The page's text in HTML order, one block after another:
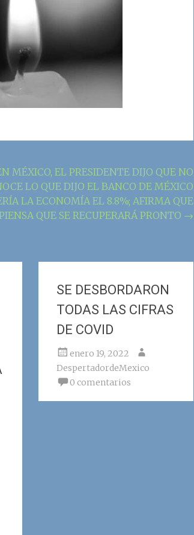
MÉXICO, EL PRESIDENTE DIJO QUE NO
LO QUE DIJO EL BANCO DE MÉXICO
LA ECONOMÍA EL 8.8%; AFIRMA QUE
QUE SE RECUPERARÁ PRONTO →
SE DESBORDARON
TODAS LAS CIFRAS
DE COVID
enero 19, 2022
DespertadordeMexico
0 comentarios